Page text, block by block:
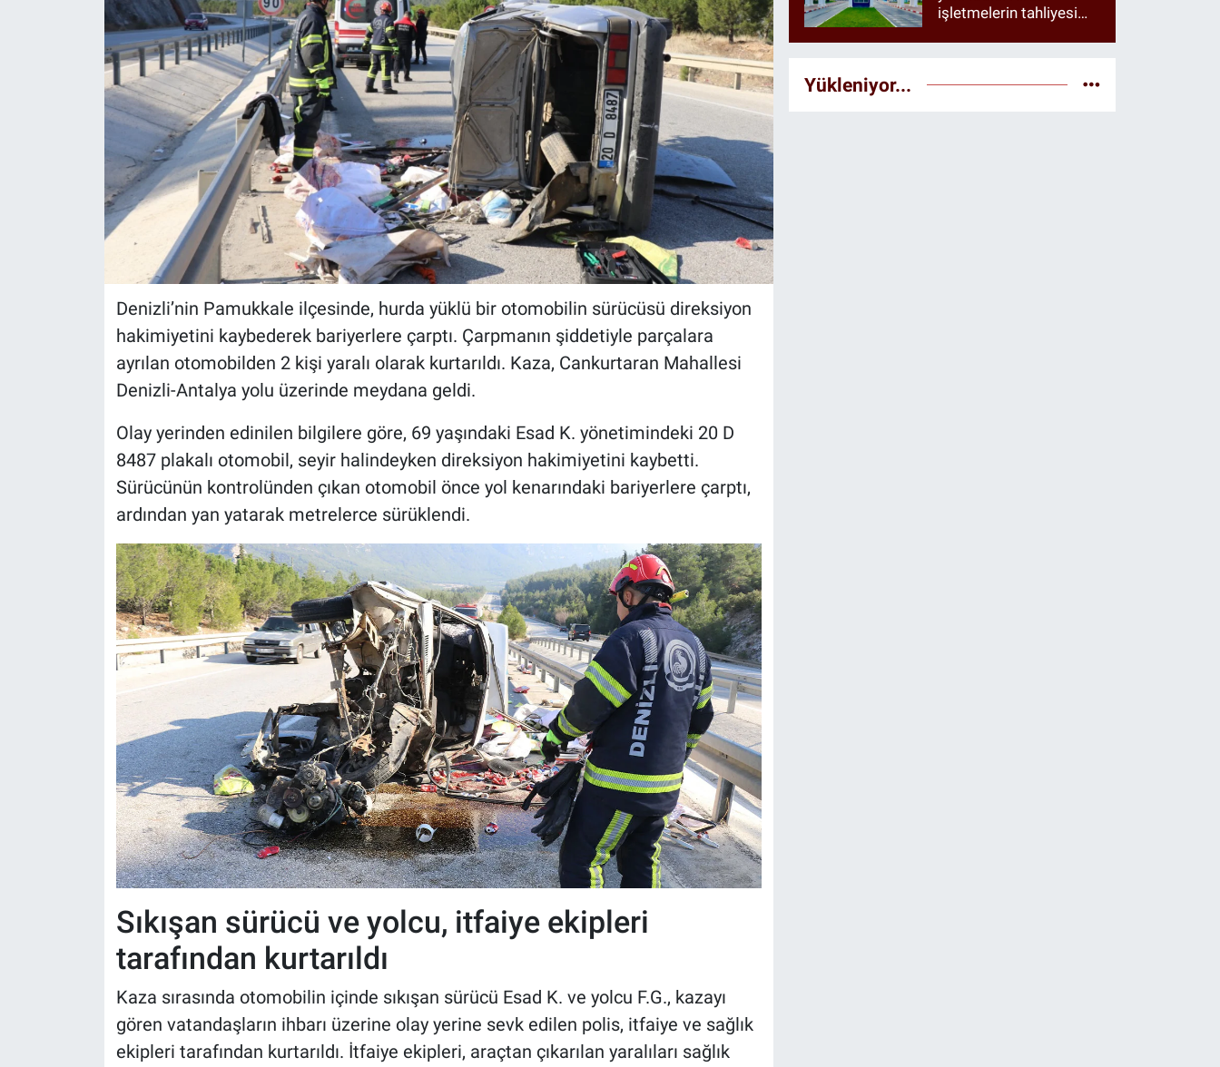
Denizli’nin Pamukkale ilçesinde, hurda yüklü bir otomobilin sürücüsü direksiyon
hakimiyetini kaybederek bariyerlere çarptı. Çarpmanın şiddetiyle parçalara
ayrılan otomobilden 2 kişi yaralı olarak kurtarıldı. Kaza, Cankurtaran Mahallesi
Denizli-Antalya yolu üzerinde meydana geldi.
Olay yerinden edinilen bilgilere göre, 69 yaşındaki Esad K. yönetimindeki 20 D
8487 plakalı otomobil, seyir halindeyken direksiyon hakimiyetini kaybetti.
Sürücünün kontrolünden çıkan otomobil önce yol kenarındaki bariyerlere çarptı,
ardından yan yatarak metrelerce sürüklendi.
Sıkışan sürücü ve yolcu, itfaiye ekipleri
tarafından kurtarıldı
Kaza sırasında otomobilin içinde sıkışan sürücü Esad K. ve yolcu F.G., kazayı
gören vatandaşların ihbarı üzerine olay yerine sevk edilen polis, itfaiye ve sağlık
ekipleri tarafından kurtarıldı. İtfaiye ekipleri, araçtan çıkarılan yaralıları sağlık
işletmelerin tahliyesi
Yükleniyor...